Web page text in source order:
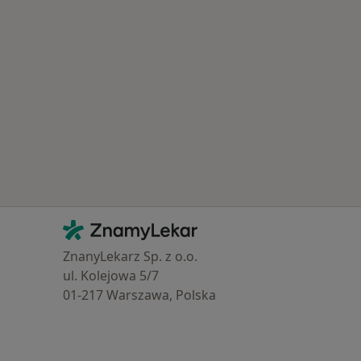
Kontakt
ZnamyLekar - Hlavní stránka
ZnanyLekarz Sp. z o.o.
ul. Kolejowa 5/7
01-217 Warszawa, Polska